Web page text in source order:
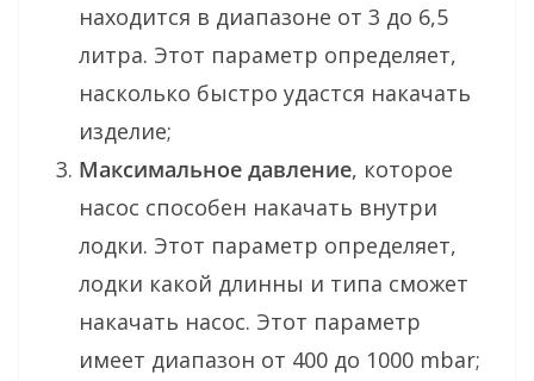
находится в диапазоне от 3 до 6,5
литра. Этот параметр определяет,
насколько быстро удастся накачать
изделие;
Максимальное давление, которое
насос способен накачать внутри
лодки. Этот параметр определяет,
лодки какой длинны и типа сможет
накачать насос. Этот параметр
имеет диапазон от 400 до 1000 mbar;